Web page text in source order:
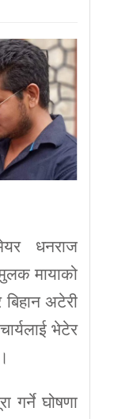
धनराज
मायाको
अटेरी
भेटेर
गर्ने घोषणा